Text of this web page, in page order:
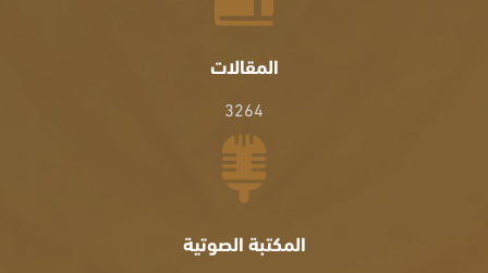
المقالات
3264
المكتبة الصوتية